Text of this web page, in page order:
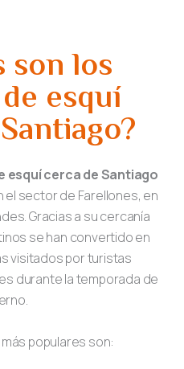
son los
esquí
esquí cerca de Santiago
el sector de Farellones, en
Gracias a su cercanía
se han convertido en
visitados por turistas
durante la temporada de
populares son: